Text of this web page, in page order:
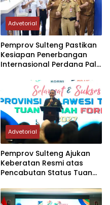
Advetorial
Pemprov Sulteng Pastikan
Kesiapan Penerbangan
Internasional Perdana Palu
Advetorial
Pemprov Sulteng Ajukan
Keberatan Resmi atas
Pencabutan Status Tuan
2027